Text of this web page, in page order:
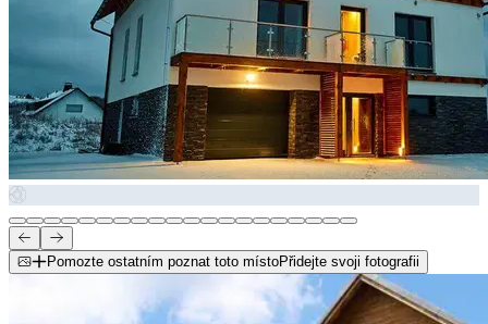
Pomozte ostatním poznat toto místoPřidejte svoji fotografii